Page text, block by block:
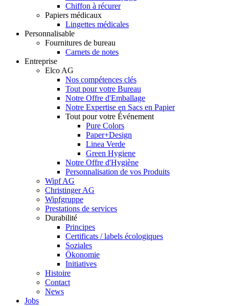
Chiffon à récurer
Papiers médicaux
Lingettes médicales
Personnalisable
Fournitures de bureau
Carnets de notes
Entreprise
Elco AG
Nos compétences clés
Tout pour votre Bureau
Notre Offre d'Emballage
Notre Expertise en Sacs en Papier
Tout pour votre Événement
Pure Colors
Paper+Design
Linea Verde
Green Hygiene
Notre Offre d'Hygiène
Personnalisation de vos Produits
Wipf AG
Christinger AG
Wipfgruppe
Prestations de services
Durabilité
Principes
Certificats / labels écologiques
Soziales
Ökonomie
Initiatives
Histoire
Contact
News
Jobs